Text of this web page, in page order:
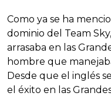
Como ya se ha
dominio del Team
arrasaba en las
hombre que
Desde que el inglés
el éxito en las